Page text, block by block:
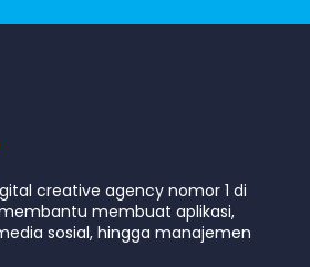
creative agency nomor 1 di
membuat aplikasi,
sosial, hingga manajemen